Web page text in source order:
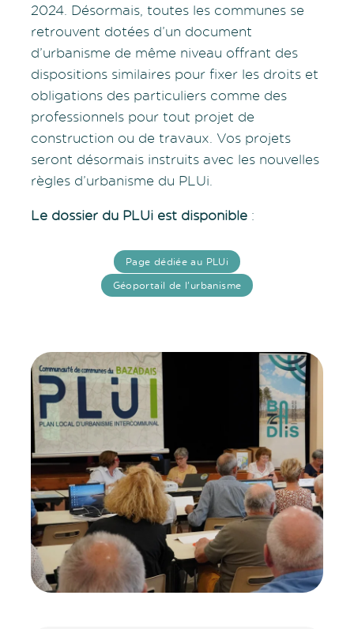
2024. Désormais, toutes les communes se
retrouvent dotées d’un document
d’urbanisme de même niveau offrant des
dispositions similaires pour fixer les droits et
obligations des particuliers comme des
professionnels pour tout projet de
construction ou de travaux. Vos projets
seront désormais instruits avec les nouvelles
règles d’urbanisme du PLUi.
Le dossier du PLUi est disponible :
Page dédiée au PLUi
Géoportail de l’urbanisme